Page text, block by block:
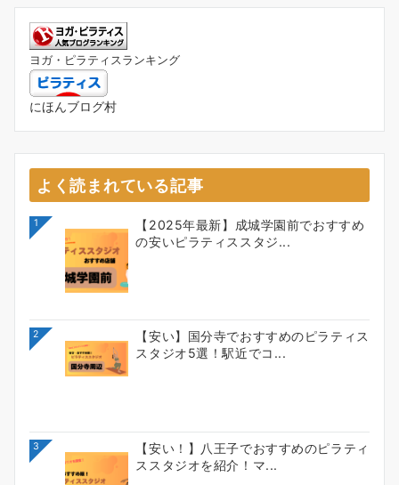
ヨガ・ピラティスランキング
にほんブログ村
よく読まれている記事
1
【2025年最新】成城学園前でおすすめ
の安いピラティススタジ...
2
【安い】国分寺でおすすめのピラティス
スタジオ5選！駅近でコ...
3
【安い！】八王子でおすすめのピラティ
ススタジオを紹介！マ...